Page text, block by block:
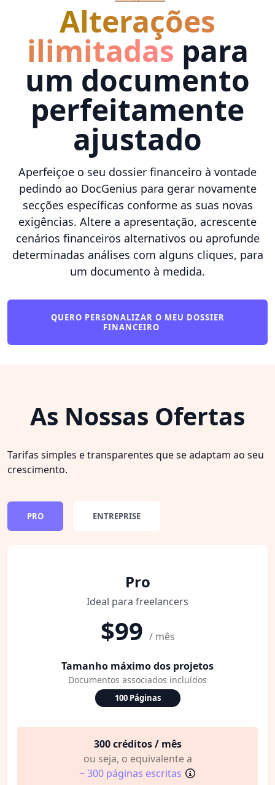
Alterações
ilimitadas para
um documento
perfeitamente
ajustado
Aperfeiçoe o seu dossier financeiro à vontade
pedindo ao DocGenius para gerar novamente
secções específicas conforme as suas novas
exigências. Altere a apresentação, acrescente
cenários financeiros alternativos ou aprofunde
determinadas análises com alguns cliques, para
um documento à medida.
QUERO PERSONALIZAR O MEU DOSSIER
FINANCEIRO
As Nossas Ofertas
Tarifas simples e transparentes que se adaptam ao seu
crescimento.
PRO ENTREPRISE
Pro
Ideal para freelancers
$99 / mês
Tamanho máximo dos projetos
Documentos associados incluídos
100 Páginas
300 créditos / mês
ou seja, o equivalente a
~ 300 páginas escritas